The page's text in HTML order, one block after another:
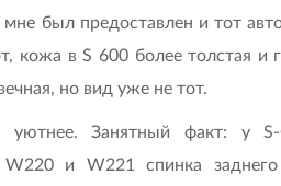
мне был предоставлен и тот
кожа в S 600 более толстая и
но вид уже не тот.
Занятный факт: у S-
и W221 спинка заднего